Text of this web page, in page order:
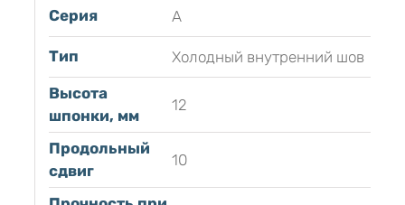
Серия А
Тип
Холодный внутренний шов
Высота
шпонки, мм
12
Продольный
сдвиг
10